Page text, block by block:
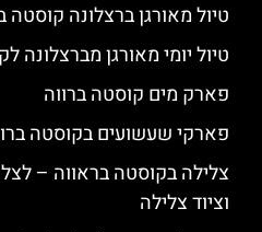
טיול מאורגן ברצלונה קוסטה
טיול יומי מאורגן מברצלונה
פארק מים קוסטה ברווה
פארקי שעשועים בקוסטה
צלילה בקוסטה בראווה –
וציוד צלילה